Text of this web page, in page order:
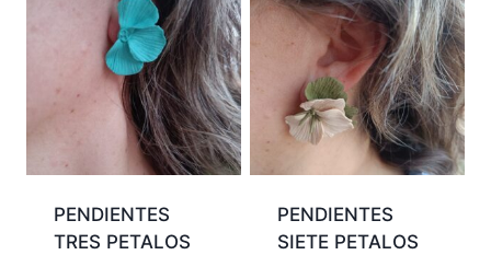
PENDIENTES
TRES PETALOS
PENDIENTES
SIETE PETALOS